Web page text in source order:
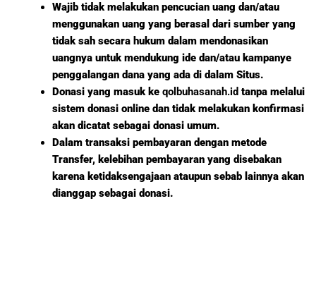
Wajib tidak melakukan pencucian uang dan/atau
menggunakan uang yang berasal dari sumber yang
tidak sah secara hukum dalam mendonasikan
uangnya untuk mendukung ide dan/atau kampanye
penggalangan dana yang ada di dalam Situs.
Donasi yang masuk ke qolbuhasanah.id tanpa melalui
sistem donasi online dan tidak melakukan konfirmasi
akan dicatat sebagai donasi umum.
Dalam transaksi pembayaran dengan metode
Transfer, kelebihan pembayaran yang disebakan
karena ketidaksengajaan ataupun sebab lainnya akan
dianggap sebagai donasi.